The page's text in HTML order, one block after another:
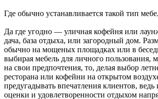
Где обычно устанавливается такой тип
Да где угодно ― уличная кофейня или
дача, база отдыха, или загородный дом.
обычно на мощеных площадках или в
выбирая мебель для личного пользования,
на свои предпочтения, то, делая выбор
ресторана или кофейни на открытом
предугадывать впечатления клиентов,
оценки и удовлетворенности отдыхом